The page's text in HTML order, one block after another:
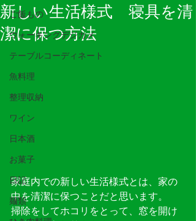
ご飯もの
ウォーキングデジカメ
テーブルコーディネート
魚料理
整理収納
ワイン
日本酒
お菓子
日記
麺類
新しい生活様式 寝具を清
潔に保つ方法
家庭内での新しい生活様式とは、家の
中を清潔に保つことだと思います。
掃除をしてホコリをとって、窓を開け